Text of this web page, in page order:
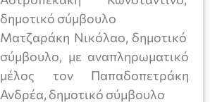
δημοτικό σύμβουλο
Ματζαράκη Νικόλαο, δημοτικό
σύμβουλο, με αναπληρωματικό
μέλος τον Παπαδοπετράκη
Ανδρέα, δημοτικό σύμβουλο